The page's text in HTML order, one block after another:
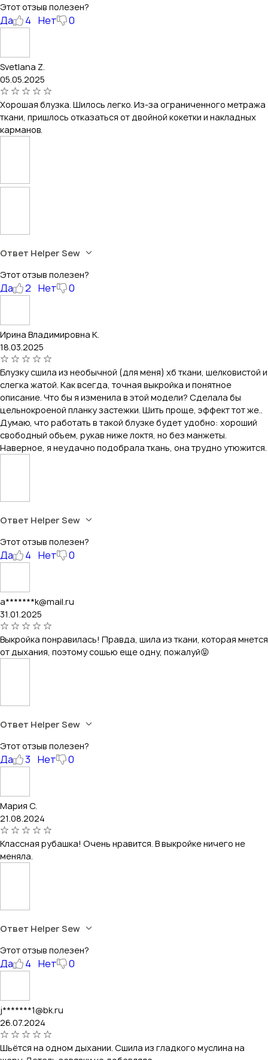
Этот отзыв полезен?
Да 4 Нет 0
Svetlana Z.
05.05.2025
Хорошая блузка. Шилось легко. Из-за ограниченного метража
ткани, пришлось отказаться от двойной кокетки и накладных
карманов.
Ответ Helper Sew
Этот отзыв полезен?
Да 2 Нет 0
Ирина Владимировна К.
18.03.2025
Блузку сшила из необычной (для меня) хб ткани, шелковистой и
слегка жатой. Как всегда, точная выкройка и понятное
описание. Что бы я изменила в этой модели? Сделала бы
цельнокроеной планку застежки. Шить проще, эффект тот же..
Думаю, что работать в такой блузке будет удобно: хороший
свободный объем, рукав ниже локтя, но без манжеты.
Наверное, я неудачно подобрала ткань, она трудно утюжится.
Ответ Helper Sew
Этот отзыв полезен?
Да 4 Нет 0
a*******k@mail.ru
31.01.2025
Выкройка понравилась! Правда, шила из ткани, которая мнется
от дыхания, поэтому сошью еще одну, пожалуй😝
Ответ Helper Sew
Этот отзыв полезен?
Да 3 Нет 0
Мария С.
21.08.2024
Классная рубашка! Очень нравится. В выкройке ничего не
меняла.
Ответ Helper Sew
Этот отзыв полезен?
Да 4 Нет 0
j*******1@bk.ru
26.07.2024
Шьётся на одном дыхании. Сшила из гладкого муслина на